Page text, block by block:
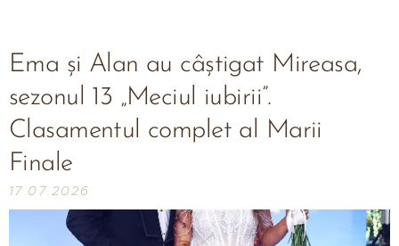
Ema și Alan au câștigat Mireasa,
sezonul 13 „Meciul iubirii”.
Clasamentul complet al Marii
Finale
17.07.2026